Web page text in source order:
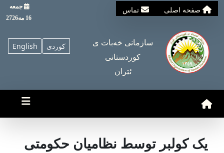
صفحه اصلی تماس
جمعه
16 مه2726
English کوردی
سازمانی خه‌بات ی
کوردستانی
ئێران
یک کولبر توسط نظامیان حکومتی